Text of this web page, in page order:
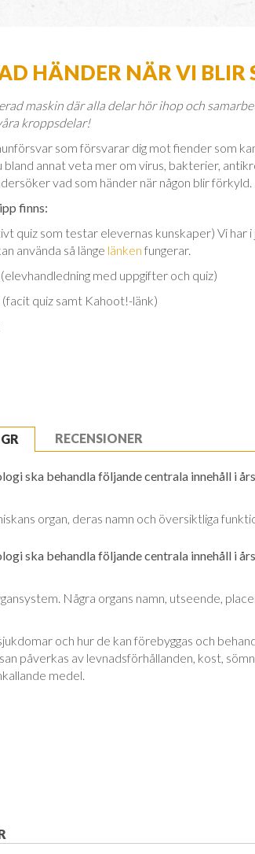
HÄNDER NÄR VI BLIR
maskin där alla delar hör ihop och
kroppsdelar!
som försvarar dig mot fiender som
bland annat veta mer om virus, bakterier,
vad som händer när någon blir förkyld.
finns:
quiz som testar elevernas kunskaper) Vi har i
använda så länge länken fungerar.
med uppgifter och quiz)
quiz samt Kahoot!-länk)
ska behandla följande centrala innehåll i
organ, deras namn och översiktliga
ska behandla följande centrala innehåll i
Några organs namn, utseende,
och hur de kan förebyggas och
påverkas av levnadsförhållanden, kost,
medel.
RECENSIONER